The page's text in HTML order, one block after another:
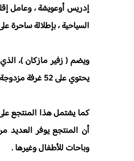
إدريس أوعويشة ، وعامل
السياحية ، بإطلالة
ويضم ( زفير مازكان )،
يحتوي على 52 غرفة مزدوجة وأجنحة ، و62 شقة مجهزة تتراوح مساحتها ما بين 75 و90 متر مربع .
وباحات للأطفال وغيرها .